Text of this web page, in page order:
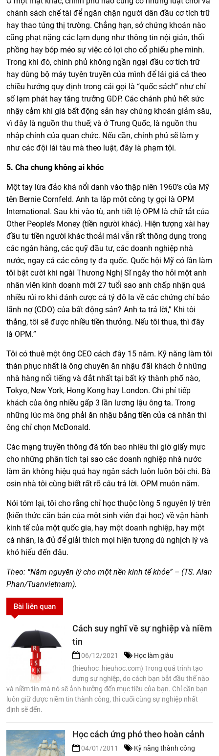
chánh sách chế tài để ngăn chận người dân đầu cơ tích trữ
hay thao túng thị trường. Chẳng hạn, sở chứng khoán nào
cũng phạt nặng các lạm dụng như thông tin nội gián, thổi
phồng hay bóp méo sự việc có lợi cho cổ phiếu phe mình.
Trong khi đó, chính phủ không ngần ngại đầu cơ tích trữ
hay dùng bộ máy tuyên truyền của mình để lái giá cả theo
chiều hướng quy định trong cái gọi là “quốc sách” như chỉ
số lạm phát hay tăng trưởng GDP. Các chánh phủ hết sức
nhậy cảm khi giá bất động sản hay chứng khoán giảm sâu,
vì đây là nguồn thu thuế; và ở Trung Quốc, là nguồn thu
nhập chính của quan chức. Nếu cần, chính phủ sẽ làm y
như các đội lái tàu mà theo luật, đây là phạm tội.
5. Cha chung không ai khóc
Một tay lừa đảo khá nổi danh vào thập niên 1960’s của Mỹ
tên Bernie Cornfeld. Anh ta lập một công ty gọi là OPM
International. Sau khi vào tù, anh tiết lộ OPM là chữ tắt của
Other People’s Money (tiền người khác). Hiện tượng xài hay
đầu tư tiền người khác thoải mái vẫn rất thông dụng trong
các ngân hàng, các quỹ đầu tư, các doanh nghiệp nhà
nước, ngay cả các công ty đa quốc. Quốc hội Mỹ có lần làm
tôi bật cười khi ngài Thương Nghị Sĩ ngây thơ hỏi một anh
nhân viên kinh doanh mới 27 tuổi sao anh chấp nhận quá
nhiều rủi ro khi đánh cược cả tỷ đô la về các chứng chỉ bảo
lãnh nợ (CDO) của bất động sản? Anh ta trả lời,” Khi tôi
thắng, tôi sẽ được nhiều tiền thưởng. Nếu tôi thua, thì đây
là OPM.”
Tôi có thuê một ông CEO cách đây 15 năm. Kỹ năng làm tôi
thán phục nhất là ông chuyên ăn nhậu đãi khách ở những
nhà hàng nổi tiếng và đắt nhất tại bất kỳ thành phố nào,
Tokyo, New York, Hong Kong hay London. Chi phí tiếp
khách của ông nhiều gấp 3 lần lương lậu ông ta. Trong
những lúc mà ông phải ăn nhậu bằng tiền của cá nhân thì
ông chỉ chọn McDonald.
Các mạng truyền thông đã tốn bao nhiêu thì giờ giấy mực
cho những phân tích tại sao các doanh nghiệp nhà nước
làm ăn không hiệu quả hay ngân sách luôn luôn bội chi. Bà
osin nhà tôi cũng biết rất rõ câu trả lời. OPM muôn năm.
Nói tóm lại, tôi cho rằng chỉ học thuộc lòng 5 nguyên lý trên
(kiến thức căn bản của một sinh viên đại học) về vận hành
kinh tế của một quốc gia, hay một doanh nghiệp, hay một
cá nhân, là đủ để giải thích mọi hiện tượng dù nghịch lý và
khó hiểu đến đâu.
Theo: “Năm nguyên lý cho một nền kinh tế khỏe” – (TS. Alan
Phan/Tuanvietnam).
Bài liên quan
Cách suy nghĩ về sự nghiệp và niềm
tin
06/12/2021
Học làm giàu
(hieuhoc_hieuhoc.com) Trong quá trình tạo
dựng sự nghiệp, do cách bạn bắt đầu thế nào
và niềm tin mà nó sẽ ảnh hưởng đến mục tiêu của bạn. Chỉ cần bạn
luôn giữ được niềm tin thành công, thì cuối cùng sự nghiệp nhất
định sẽ đến.
Học cách ứng phó theo hoàn cảnh
04/01/2011
Kỹ năng thành công